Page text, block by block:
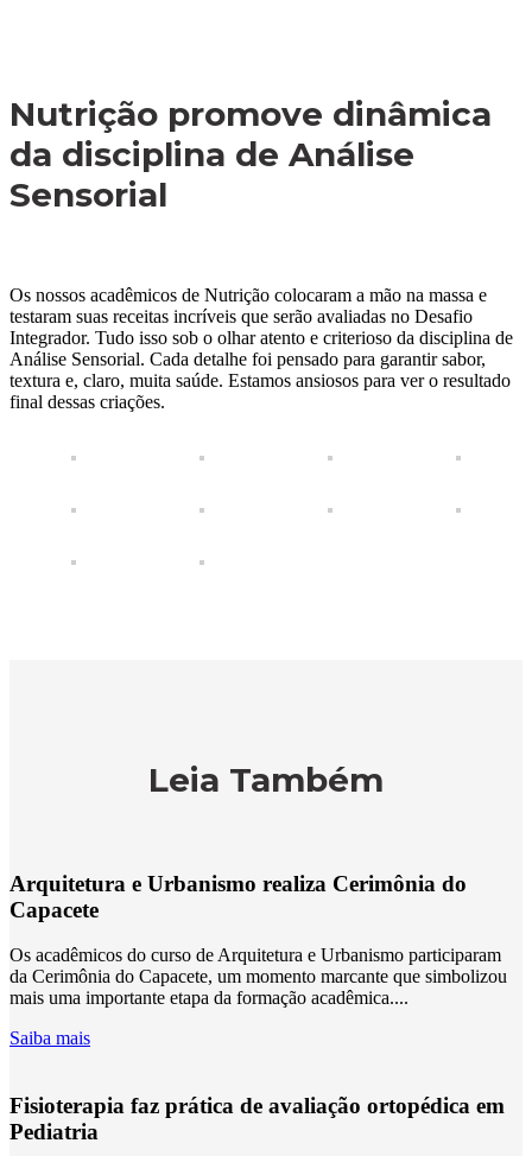
Nutrição promove dinâmica
da disciplina de Análise
Sensorial
Os nossos acadêmicos de Nutrição colocaram a mão na massa e
testaram suas receitas incríveis que serão avaliadas no Desafio
Integrador. Tudo isso sob o olhar atento e criterioso da disciplina de
Análise Sensorial. Cada detalhe foi pensado para garantir sabor,
textura e, claro, muita saúde. Estamos ansiosos para ver o resultado
final dessas criações.
Leia Também
Arquitetura e Urbanismo realiza Cerimônia do
Capacete
Os acadêmicos do curso de Arquitetura e Urbanismo participaram
da Cerimônia do Capacete, um momento marcante que simbolizou
mais uma importante etapa da formação acadêmica....
Saiba mais
Fisioterapia faz prática de avaliação ortopédica em
Pediatria